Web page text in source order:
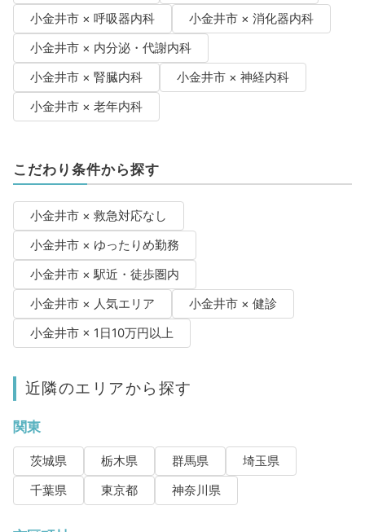
小金井市 × 呼吸器内科
小金井市 × 消化器内科
小金井市 × 内分泌・代謝内科
小金井市 × 腎臓内科
小金井市 × 神経内科
小金井市 × 老年内科
こだわり条件から探す
小金井市 × 救急対応なし
小金井市 × ゆったりめ勤務
小金井市 × 駅近・徒歩圏内
小金井市 × 人気エリア
小金井市 × 健診
小金井市 × 1日10万円以上
近隣のエリアから探す
関東
茨城県 栃木県 群馬県
埼玉県
千葉県
東京都 神奈川県